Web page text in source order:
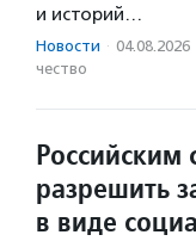
и историй…
Новости · 04.08.2026
чест­во
Российским
разрешить
в виде